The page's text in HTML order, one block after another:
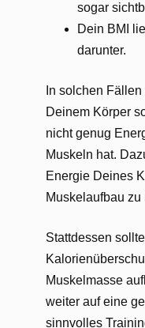
sogar
Dein BMI
darunter.
In solchen
Deinem Körper
nicht genug
Muskeln hat.
Energie Deines
Muskelaufbau zu
Stattdessen
Muskelmasse
weiter auf eine
sinnvolles